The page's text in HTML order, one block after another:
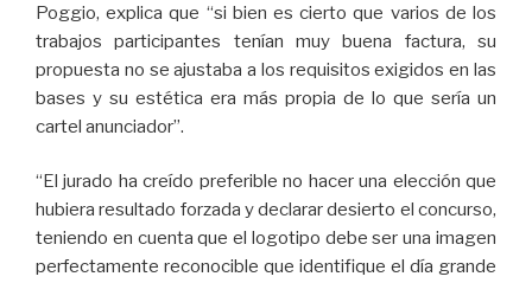
Poggio, explica que “si bien es cierto que varios de los
trabajos participantes tenían muy buena factura, su
propuesta no se ajustaba a los requisitos exigidos en las
bases y su estética era más propia de lo que sería un
cartel anunciador”.
“El jurado ha creído preferible no hacer una elección que
hubiera resultado forzada y declarar desierto el concurso,
teniendo en cuenta que el logotipo debe ser una imagen
perfectamente reconocible que identifique el día grande